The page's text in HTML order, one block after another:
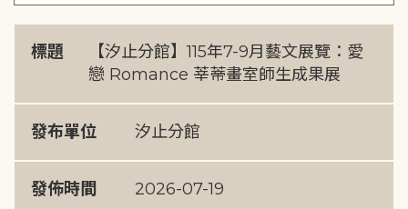
標題
【汐止分館】115年7-9月藝文展覽：愛
戀 Romance 莘蒂畫室師生成果展
發布單位 汐止分館
發佈時間 2026-07-19